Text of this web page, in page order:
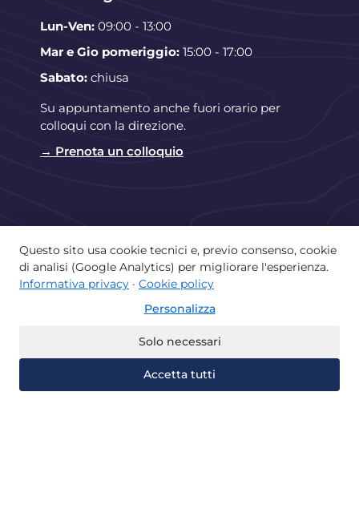
Lun-Ven: 09:00 - 13:00
Mar e Gio pomeriggio: 15:00 - 17:00
Sabato: chiusa
Su appuntamento anche fuori orario per
colloqui con la direzione.
→ Prenota un colloquio
Copyright © 2026 Istituto Paritario Lorenzo
Valla di Castellammare di Stabia | Powered by
Istituto Lorenzo Valla
La scuola e il territorio
Offerta didattica
Questo sito usa cookie tecnici e, previo consenso, cookie
di analisi (Google Analytics) per migliorare l'esperienza.
Informativa privacy · Cookie policy
Personalizza
Solo necessari
Accetta tutti